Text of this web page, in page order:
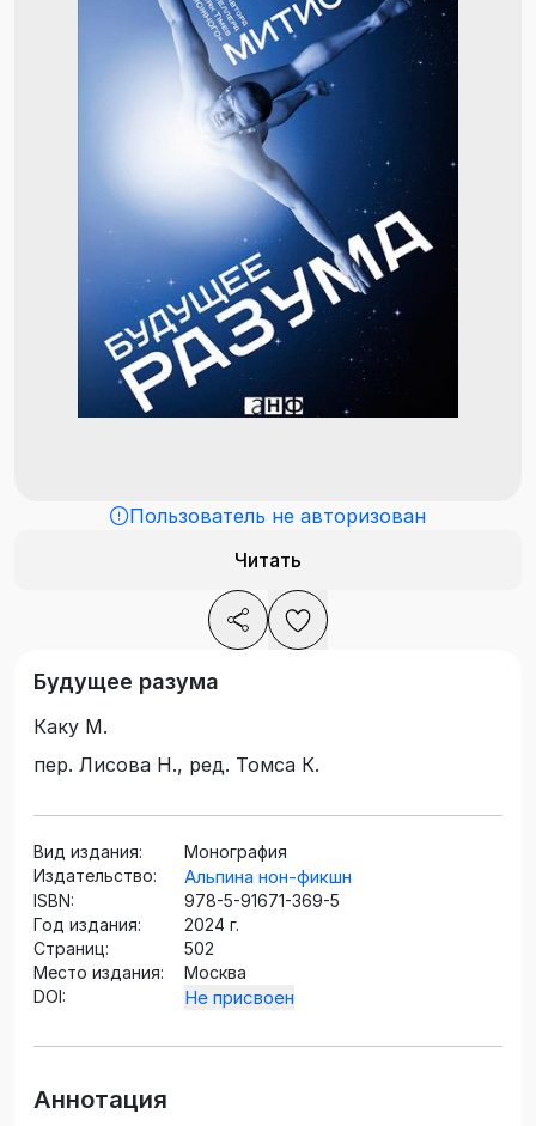
Пользователь не авторизован
Читать
Будущее разума
Каку М.
пер. Лисова Н., ред. Томса К.
Вид издания:
Монография
Издательство:
Альпина нон-фикшн
ISBN:
978-5-91671-369-5
Год издания:
2024 г.
Страниц:
502
Место издания:
Москва
DOI:
Не присвоен
Аннотация